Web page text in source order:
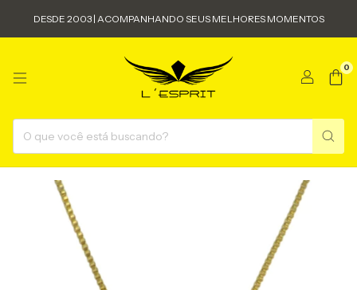
DESDE 2003 | ACOMPANHANDO SEUS MELHORES MOMENTOS
0